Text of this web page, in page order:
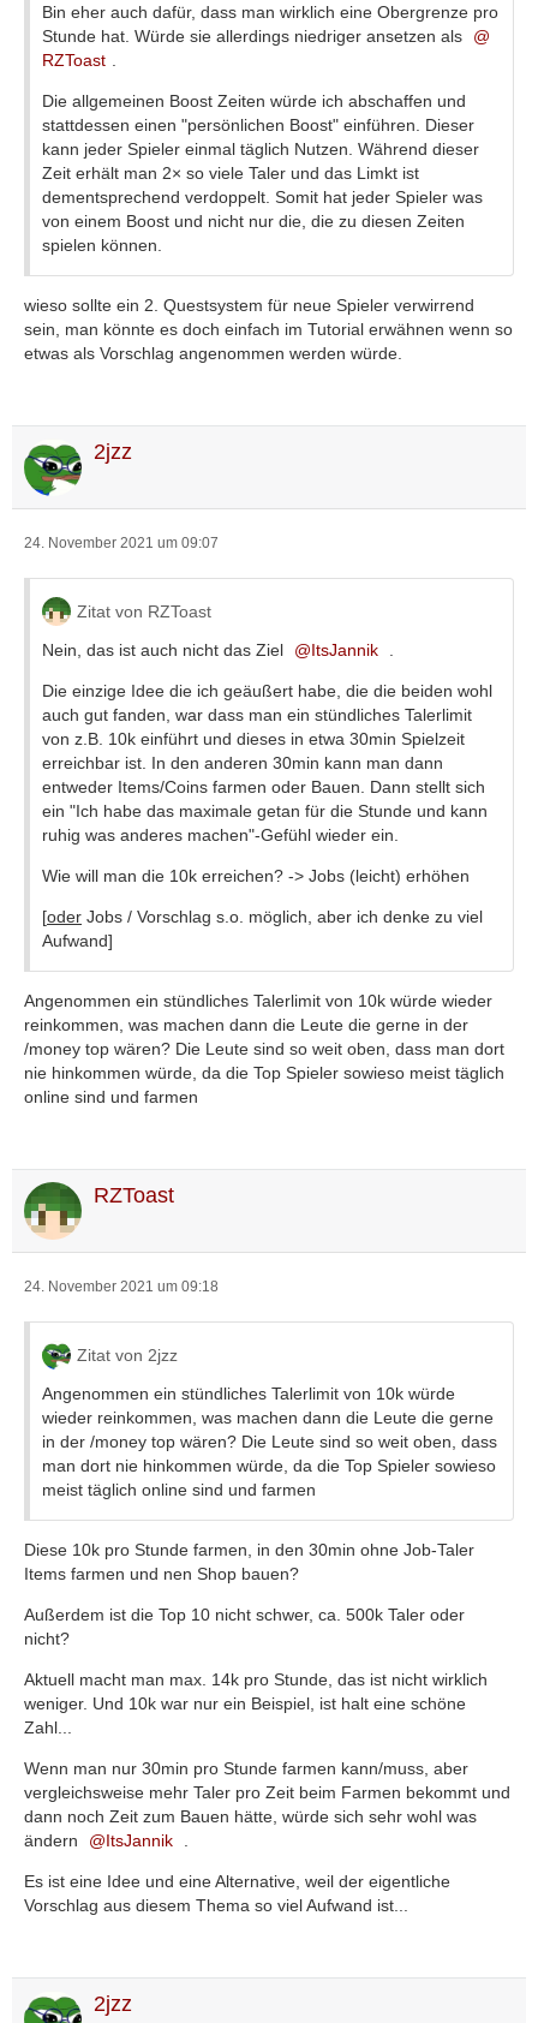
Bin eher auch dafür, dass man wirklich eine Obergrenze pro
Stunde hat. Würde sie allerdings niedriger ansetzen als
RZToast
Die allgemeinen Boost Zeiten würde ich abschaffen und
stattdessen einen "persönlichen Boost" einführen. Dieser
kann jeder Spieler einmal täglich Nutzen. Während dieser
Zeit erhält man 2× so viele Taler und das Limkt ist
dementsprechend verdoppelt. Somit hat jeder Spieler was
von einem Boost und nicht nur die, die zu diesen Zeiten
spielen können.
wieso sollte ein 2. Questsystem für neue Spieler verwirrend
sein, man könnte es doch einfach im Tutorial erwähnen wenn so
etwas als Vorschlag angenommen werden würde.
2jzz
24. November 2021 um 09:07
Zitat von RZToast
Nein, das ist auch nicht das Ziel
ItsJannik
Die einzige Idee die ich geäußert habe, die die beiden wohl
auch gut fanden, war dass man ein stündliches Talerlimit
von z.B. 10k einführt und dieses in etwa 30min Spielzeit
erreichbar ist. In den anderen 30min kann man dann
entweder Items/Coins farmen oder Bauen. Dann stellt sich
ein "Ich habe das maximale getan für die Stunde und kann
ruhig was anderes machen"-Gefühl wieder ein.
Wie will man die 10k erreichen? -> Jobs (leicht) erhöhen
[oder Jobs / Vorschlag s.o. möglich, aber ich denke zu viel
Aufwand]
Angenommen ein stündliches Talerlimit von 10k würde wieder
reinkommen, was machen dann die Leute die gerne in der
/money top wären? Die Leute sind so weit oben, dass man dort
nie hinkommen würde, da die Top Spieler sowieso meist täglich
online sind und farmen
RZToast
24. November 2021 um 09:18
Zitat von 2jzz
Angenommen ein stündliches Talerlimit von 10k würde
wieder reinkommen, was machen dann die Leute die gerne
in der /money top wären? Die Leute sind so weit oben, dass
man dort nie hinkommen würde, da die Top Spieler sowieso
meist täglich online sind und farmen
Diese 10k pro Stunde farmen, in den 30min ohne Job-Taler
Items farmen und nen Shop bauen?
Außerdem ist die Top 10 nicht schwer, ca. 500k Taler oder
nicht?
Aktuell macht man max. 14k pro Stunde, das ist nicht wirklich
weniger. Und 10k war nur ein Beispiel, ist halt eine schöne
Zahl...
Wenn man nur 30min pro Stunde farmen kann/muss, aber
vergleichsweise mehr Taler pro Zeit beim Farmen bekommt und
dann noch Zeit zum Bauen hätte, würde sich sehr wohl was
ändern
ItsJannik
Es ist eine Idee und eine Alternative, weil der eigentliche
Vorschlag aus diesem Thema so viel Aufwand ist...
2jzz